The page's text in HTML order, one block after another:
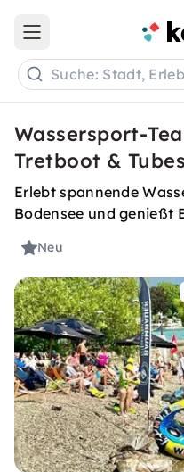
Open main menu
Suche: Stadt,
Wassersport-
Tretboot &
Erlebt spannende
Bodensee und genießt
Neu